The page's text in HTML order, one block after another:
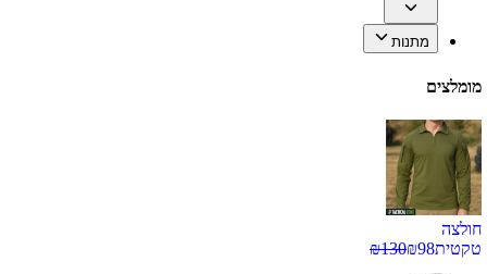
מתנות
מומלצים
חולצה
טקטית
₪98
₪130